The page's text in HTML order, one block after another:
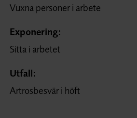
Vuxna personer i arbete
Exponering:
Sitta i arbetet
Utfall:
Artrosbesvär i höft